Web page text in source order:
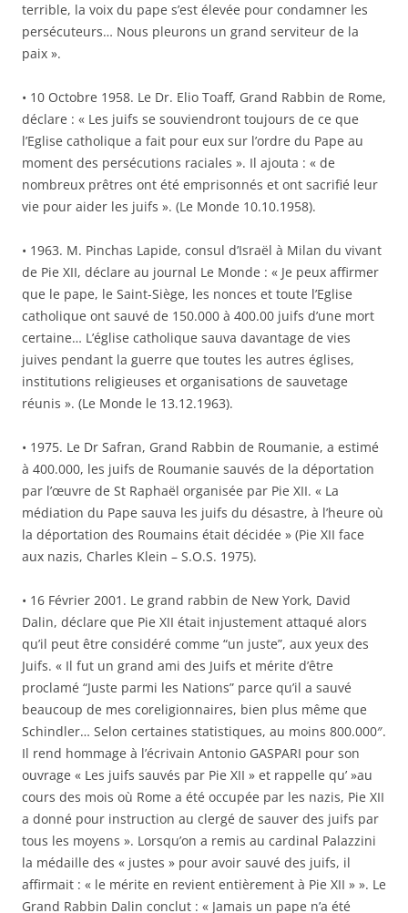
terrible, la voix du pape s’est élevée pour condamner les
persécuteurs… Nous pleurons un grand serviteur de la
paix ».
• 10 Octobre 1958. Le Dr. Elio Toaff, Grand Rabbin de Rome,
déclare : « Les juifs se souviendront toujours de ce que
l’Eglise catholique a fait pour eux sur l’ordre du Pape au
moment des persécutions raciales ». Il ajouta : « de
nombreux prêtres ont été emprisonnés et ont sacrifié leur
vie pour aider les juifs ». (Le Monde 10.10.1958).
• 1963. M. Pinchas Lapide, consul d’Israël à Milan du vivant
de Pie XII, déclare au journal Le Monde : « Je peux affirmer
que le pape, le Saint-Siège, les nonces et toute l’Eglise
catholique ont sauvé de 150.000 à 400.00 juifs d’une mort
certaine… L’église catholique sauva davantage de vies
juives pendant la guerre que toutes les autres églises,
institutions religieuses et organisations de sauvetage
réunis ». (Le Monde le 13.12.1963).
• 1975. Le Dr Safran, Grand Rabbin de Roumanie, a estimé
à 400.000, les juifs de Roumanie sauvés de la déportation
par l’œuvre de St Raphaël organisée par Pie XII. « La
médiation du Pape sauva les juifs du désastre, à l’heure où
la déportation des Roumains était décidée » (Pie XII face
aux nazis, Charles Klein – S.O.S. 1975).
• 16 Février 2001. Le grand rabbin de New York, David
Dalin, déclare que Pie XII était injustement attaqué alors
qu’il peut être considéré comme “un juste”, aux yeux des
Juifs. « Il fut un grand ami des Juifs et mérite d’être
proclamé “Juste parmi les Nations” parce qu’il a sauvé
beaucoup de mes coreligionnaires, bien plus même que
Schindler… Selon certaines statistiques, au moins 800.000″.
Il rend hommage à l’écrivain Antonio GASPARI pour son
ouvrage « Les juifs sauvés par Pie XII » et rappelle qu’ »au
cours des mois où Rome a été occupée par les nazis, Pie XII
a donné pour instruction au clergé de sauver des juifs par
tous les moyens ». Lorsqu’on a remis au cardinal Palazzini
la médaille des « justes » pour avoir sauvé des juifs, il
affirmait : « le mérite en revient entièrement à Pie XII » ». Le
Grand Rabbin Dalin conclut : « Jamais un pape n’a été